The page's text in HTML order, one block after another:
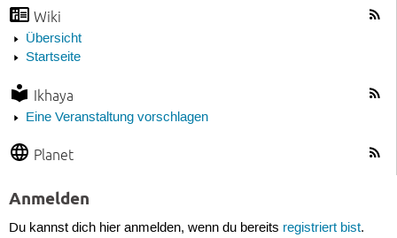
Wiki
Übersicht
Startseite
Ikhaya
Eine Veranstaltung vorschlagen
Planet
Anmelden
Du kannst dich hier anmelden, wenn du bereits registriert bist.